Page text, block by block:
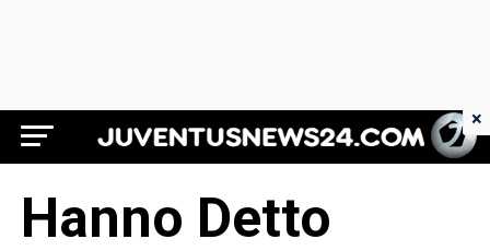
Juventus News 24
Hanno Detto
×